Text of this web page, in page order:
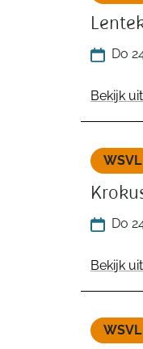
Do
Bekijk
WSVL
Do
Bekijk
WSVL